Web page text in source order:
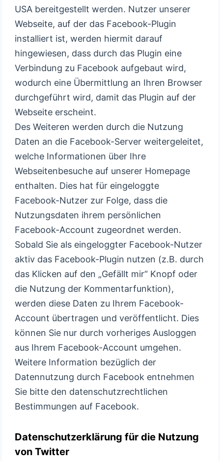
USA bereitgestellt werden. Nutzer unserer
Webseite, auf der das Facebook-Plugin
installiert ist, werden hiermit darauf
hingewiesen, dass durch das Plugin eine
Verbindung zu Facebook aufgebaut wird,
wodurch eine Übermittlung an Ihren Browser
durchgeführt wird, damit das Plugin auf der
Webseite erscheint.
Des Weiteren werden durch die Nutzung
Daten an die Facebook-Server weitergeleitet,
welche Informationen über Ihre
Webseitenbesuche auf unserer Homepage
enthalten. Dies hat für eingeloggte
Facebook-Nutzer zur Folge, dass die
Nutzungsdaten ihrem persönlichen
Facebook-Account zugeordnet werden.
Sobald Sie als eingeloggter Facebook-Nutzer
aktiv das Facebook-Plugin nutzen (z.B. durch
das Klicken auf den „Gefällt mir“ Knopf oder
die Nutzung der Kommentarfunktion),
werden diese Daten zu Ihrem Facebook-
Account übertragen und veröffentlicht. Dies
können Sie nur durch vorheriges Ausloggen
aus Ihrem Facebook-Account umgehen.
Weitere Information bezüglich der
Datennutzung durch Facebook entnehmen
Sie bitte den datenschutzrechtlichen
Bestimmungen auf Facebook.
Datenschutzerklärung für die Nutzung
von Twitter